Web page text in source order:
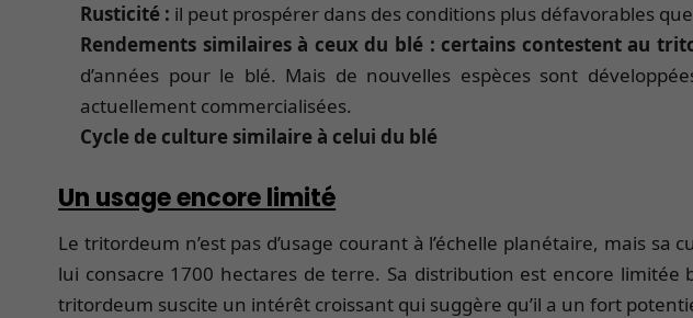
Rusticité : il peut prospérer dans des conditions plus défavorables
Rendements similaires à ceux du blé : certains contestent au
d’années pour le blé. Mais de nouvelles espèces sont
actuellement commercialisées.
Cycle de culture similaire à celui du blé
Un usage encore limité
Le tritordeum n’est pas d’usage courant à l’échelle planétaire, mais
lui consacre 1700 hectares de terre. Sa distribution est encore
tritordeum suscite un intérêt croissant qui suggère qu’il a un fort